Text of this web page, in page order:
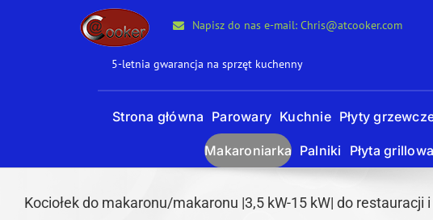
Napisz do nas e-mail: Chris@atcooker.com
5-letnia gwarancja na sprzęt kuchenny
Strona główna Parowary Kuchnie Płyty
Makaroniarka Palniki Płyta grillowa
Kociołek do makaronu/makaronu |3,5 kW-15 kW| do restauracji